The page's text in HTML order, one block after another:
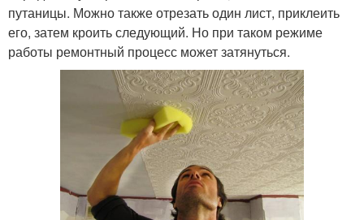
путаницы. Можно также отрезать один лист, приклеить
его, затем кроить следующий. Но при таком режиме
работы ремонтный процесс может затянуться.